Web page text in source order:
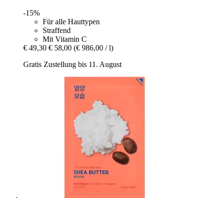
-15%
Für alle Hauttypen
Straffend
Mit Vitamin C
€ 49,30 € 58,00 (€ 986,00 / l)
Gratis Zustellung bis 11. August